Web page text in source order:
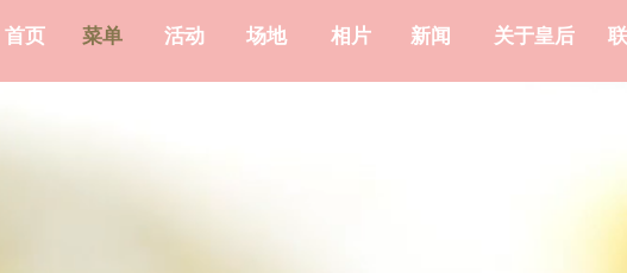
首页 菜单 活动 场地 相片 新闻 关于皇后